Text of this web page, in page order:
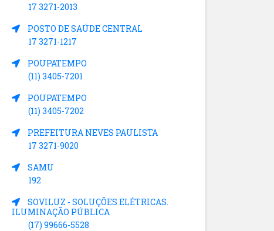
17 3271-2013
POSTO DE SAÚDE CENTRAL
17 3271-1217
POUPATEMPO
(11) 3405-7201
POUPATEMPO
(11) 3405-7202
PREFEITURA NEVES PAULISTA
17 3271-9020
SAMU
192
SOVILUZ - SOLUÇÕES ELÉTRICAS.
ILUMINAÇÃO PÚBLICA
(17) 99666-5528